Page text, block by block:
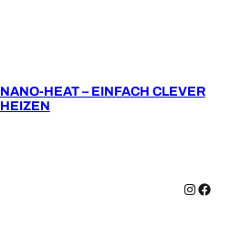
NANO-HEAT – EINFACH CLEVER
HEIZEN
Instagram